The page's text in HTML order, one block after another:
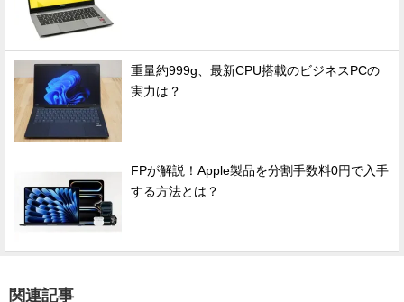
重量約999g、最新CPU搭載のビジネスPCの
実力は？
FPが解説！Apple製品を分割手数料0円で入手
する方法とは？
関連記事